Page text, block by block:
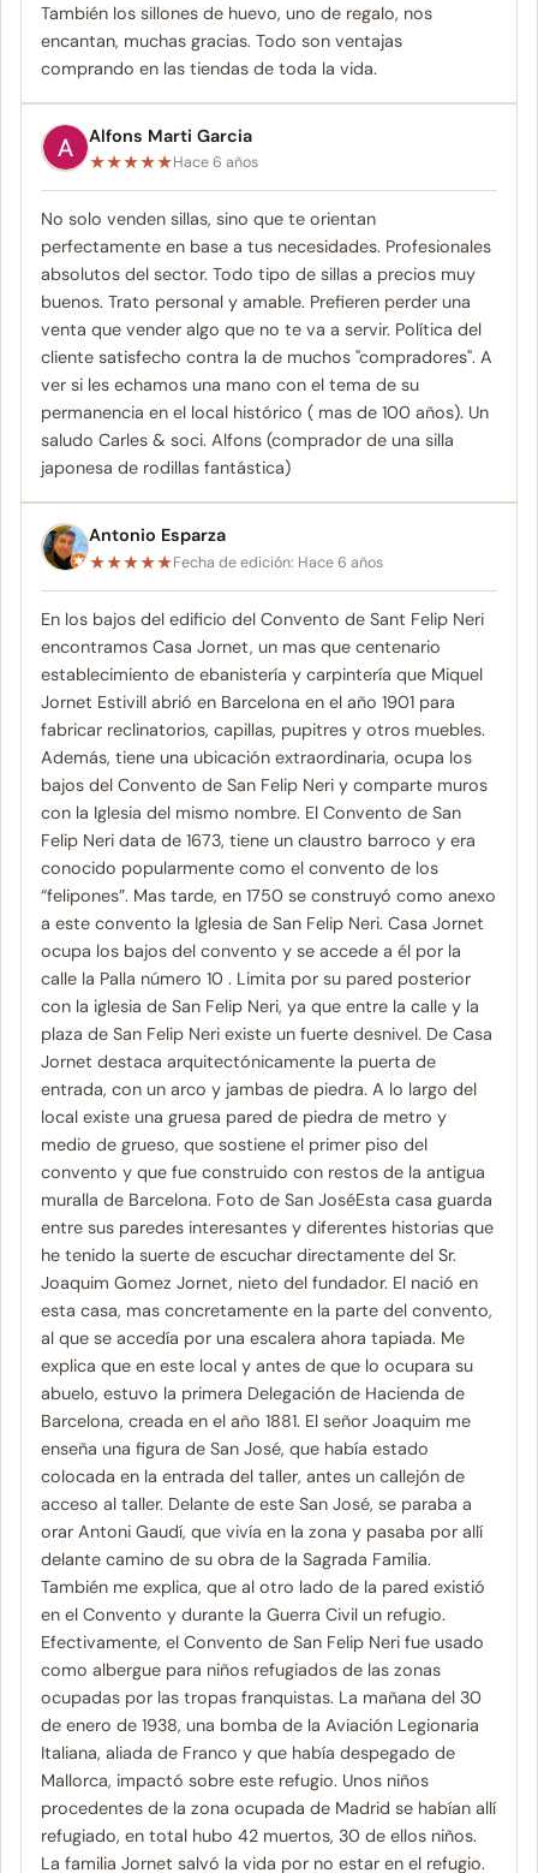
También los sillones de huevo, uno de regalo, nos
encantan, muchas gracias. Todo son ventajas
comprando en las tiendas de toda la vida.
Alfons Marti Garcia
★★★★★Hace 6 años
No solo venden sillas, sino que te orientan
perfectamente en base a tus necesidades. Profesionales
absolutos del sector. Todo tipo de sillas a precios muy
buenos. Trato personal y amable. Prefieren perder una
venta que vender algo que no te va a servir. Política del
cliente satisfecho contra la de muchos "compradores". A
ver si les echamos una mano con el tema de su
permanencia en el local histórico ( mas de 100 años). Un
saludo Carles & soci. Alfons (comprador de una silla
japonesa de rodillas fantástica)
Antonio Esparza
★★★★★Fecha de edición: Hace 6 años
En los bajos del edificio del Convento de Sant Felip Neri
encontramos Casa Jornet, un mas que centenario
establecimiento de ebanistería y carpintería que Miquel
Jornet Estivill abrió en Barcelona en el año 1901 para
fabricar reclinatorios, capillas, pupitres y otros muebles.
Además, tiene una ubicación extraordinaria, ocupa los
bajos del Convento de San Felip Neri y comparte muros
con la Iglesia del mismo nombre. El Convento de San
Felip Neri data de 1673, tiene un claustro barroco y era
conocido popularmente como el convento de los
“felipones”. Mas tarde, en 1750 se construyó como anexo
a este convento la Iglesia de San Felip Neri. Casa Jornet
ocupa los bajos del convento y se accede a él por la
calle la Palla número 10 . Limita por su pared posterior
con la iglesia de San Felip Neri, ya que entre la calle y la
plaza de San Felip Neri existe un fuerte desnivel. De Casa
Jornet destaca arquitectónicamente la puerta de
entrada, con un arco y jambas de piedra. A lo largo del
local existe una gruesa pared de piedra de metro y
medio de grueso, que sostiene el primer piso del
convento y que fue construido con restos de la antigua
muralla de Barcelona. Foto de San JoséEsta casa guarda
entre sus paredes interesantes y diferentes historias que
he tenido la suerte de escuchar directamente del Sr.
Joaquim Gomez Jornet, nieto del fundador. El nació en
esta casa, mas concretamente en la parte del convento,
al que se accedía por una escalera ahora tapiada. Me
explica que en este local y antes de que lo ocupara su
abuelo, estuvo la primera Delegación de Hacienda de
Barcelona, creada en el año 1881. El señor Joaquim me
enseña una figura de San José, que había estado
colocada en la entrada del taller, antes un callejón de
acceso al taller. Delante de este San José, se paraba a
orar Antoni Gaudí, que vivía en la zona y pasaba por allí
delante camino de su obra de la Sagrada Familia.
También me explica, que al otro lado de la pared existió
en el Convento y durante la Guerra Civil un refugio.
Efectivamente, el Convento de San Felip Neri fue usado
como albergue para niños refugiados de las zonas
ocupadas por las tropas franquistas. La mañana del 30
de enero de 1938, una bomba de la Aviación Legionaria
Italiana, aliada de Franco y que había despegado de
Mallorca, impactó sobre este refugio. Unos niños
procedentes de la zona ocupada de Madrid se habían allí
refugiado, en total hubo 42 muertos, 30 de ellos niños.
La familia Jornet salvó la vida por no estar en el refugio.